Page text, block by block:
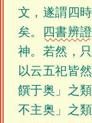
文，遂謂四
矣。
四書辨證
神。若然，
以云五祀皆
饌于奥」之
不主奥」之